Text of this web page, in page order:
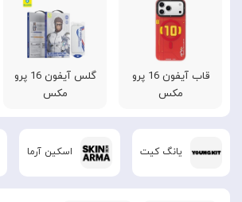
قاب آیفون 16 پرو
مکس
گلس آیفون 16 پرو
مکس
یانگ کیت اسکین آرما